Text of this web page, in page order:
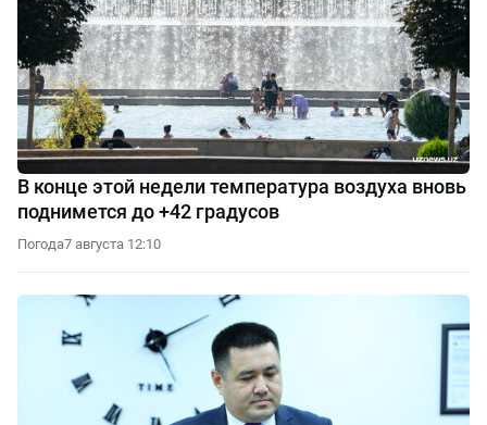
В конце этой недели температура воздуха вновь
поднимется до +42 градусов
Погода7 августа 12:10